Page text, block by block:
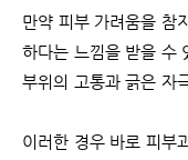
만약 피부 가려움을 참
하다는 느낌을 받을 수
부위의 고통과 긁은 자
이러한 경우 바로 피부